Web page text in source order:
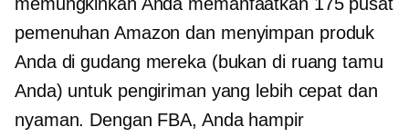
pemenuhan Amazon dan menyimpan produk
Anda di gudang mereka (bukan di ruang tamu
Anda) untuk pengiriman yang lebih cepat dan
nyaman. Dengan FBA, Anda hampir